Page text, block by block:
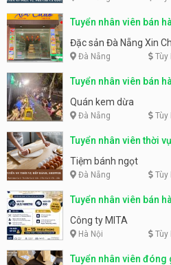
Tuyển nhân viên bán
Nẵng
Đặc sản Đà Nẵng Xin
Đà Nẵng Tùy
Tuyển nhân viên bán
Quán kem dừa
Đà Nẵng Tùy
Tuyển nhân viên thời
Tiệm bánh ngọt
Đà Nẵng Tùy
Tuyển nhân viên bán
parttime, fulltime
Công ty MITA
Hà Nội Tùy
Tuyển nhân viên